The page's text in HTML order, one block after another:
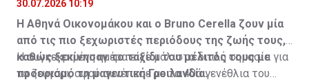
30.07.2026 10:19
Η Αθηνά Οικονομάκου και ο Bruno Cerella ζουν μία
από τις πιο ξεχωριστές περιόδους της ζωής τους,
καθώς ξεκίνησαν το ταξίδι του μέλιτός τους με
προορισμό τη μαγευτική Γροιλανδία.
Η συγκεκριμένη ημέρα είχε μάλιστα διπλή σημασία για
το ζευγάρι, αφού συνέπεσε με τα 40ά γενέθλια του